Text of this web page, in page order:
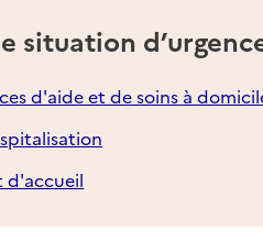
situation
d'aide et de soins à
d'accueil